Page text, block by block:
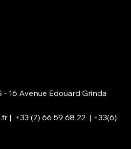
- 16 Avenue Edouard Grinda
| +33 (7) 66 59 68 22 | +33(6)